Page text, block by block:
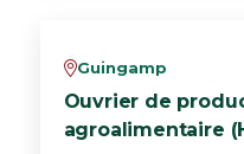
vGuingamp
Ouvrier de
agroalimentaire